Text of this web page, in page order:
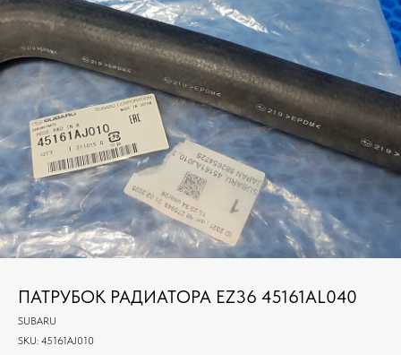
ПАТРУБОК РАДИАТОРА EZ36 45161AL040
SUBARU
SKU: 45161AJ010